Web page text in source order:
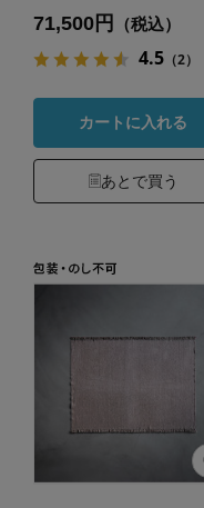
71,500円 （税込）
4.5（2）
カートに入れる
あとで買う